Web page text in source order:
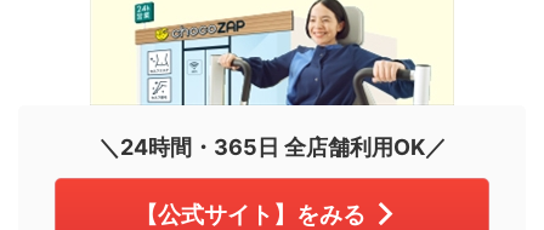
＼24時間・365日 全店舗利用OK／
【公式サイト】をみる